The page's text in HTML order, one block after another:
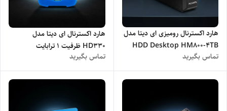
هارد اکسترنال رومیزی ای دیتا مدل
HDD Desktop HM800-4TB
تماس بگیرید
هارد اکسترنال ای دیتا مدل
HD330 ظرفیت 1 ترابایت
تماس بگیرید